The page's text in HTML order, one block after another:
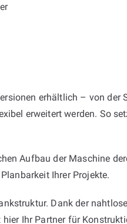
erhältlich – von
erweitert werden. So
Aufbau der Maschine
Ihrer Projekte.
Dank der
Ihr Partner für